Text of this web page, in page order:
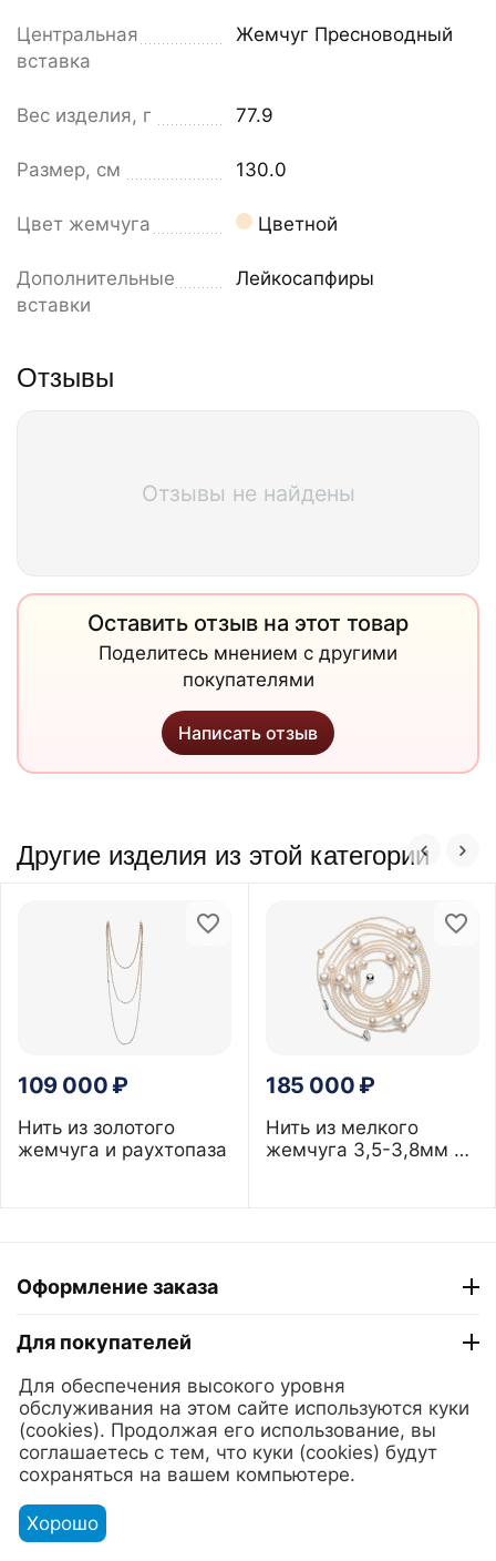
Центральная
вставка
Жемчуг Пресноводный
Вес изделия, г 77.9
Размер, см 130.0
Цвет жемчуга Цветной
Дополнительные
вставки
Лейкосапфиры
Отзывы
Отзывы не найдены
Оставить отзыв на этот товар
Поделитесь мнением с другими
покупателями
Написать отзыв
Другие изделия из этой категории
109 000 ₽
Нить из золотого
жемчуга и раухтопаза
185 000 ₽
Нить из мелкого
жемчуга 3,5-3,8мм и
Оформление заказа
Для покупателей
ТГ "Модный Сезон"
© 2025 Lerian. Ювелирные украшения из золота и серебра
с жемчугом.
Для обеспечения высокого уровня
обслуживания на этом сайте используются куки
(cookies). Продолжая его использование, вы
соглашаетесь с тем, что куки (cookies) будут
сохраняться на вашем компьютере.
Хорошо